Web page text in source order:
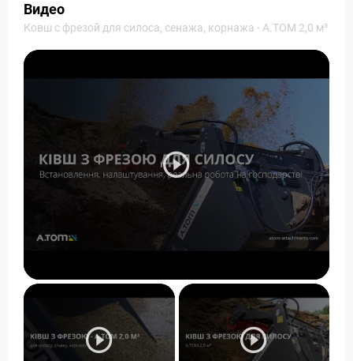
Видео
Ковш с фрезой для силоса, сенажа, корнажа - A.TOM 2,0 м³